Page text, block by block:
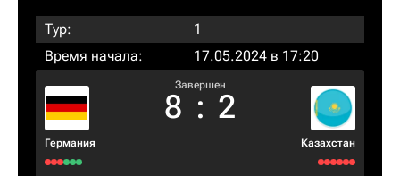
Тур:
1
Время начала:
17.05.2024 в 17:20
Германия
Завершен
8 : 2
Казахстан